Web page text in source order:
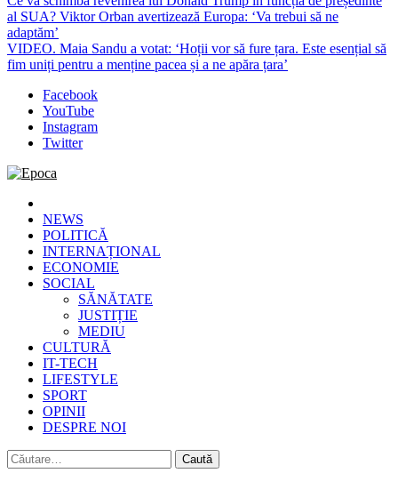
al SUA? Viktor Orban avertizează Europa: ‘Va trebui să ne
adaptăm’
VIDEO. Maia Sandu a votat: ‘Hoții vor să fure țara. Este esențial să
fim uniți pentru a menține pacea și a ne apăra țara’
Facebook
YouTube
Instagram
Twitter
Epoca
Cele mai noi știri online din România
NEWS
POLITICĂ
INTERNAȚIONAL
ECONOMIE
SOCIAL
SĂNĂTATE
JUSTIȚIE
MEDIU
CULTURĂ
IT-TECH
LIFESTYLE
SPORT
OPINII
DESPRE NOI
Caută
după: